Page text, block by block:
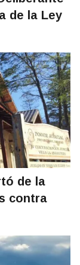
de la Ley
de la
contra